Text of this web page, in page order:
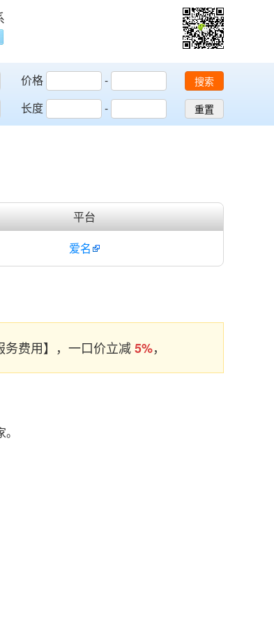
价格
-
长度
-
搜索
重置
平台
爱名
费用】，一口价立减5%，